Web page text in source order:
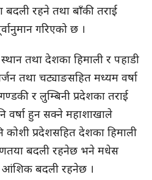
बदली रहने तथा बाँकी तराई
गरिएको छ ।
तथा देशका हिमाली र पहाडी
तथा चट्याङसहित मध्यम वर्षा
र लुम्बिनी प्रदेशका तराई
वर्षा हुन सक्ने महाशाखाले
प्रदेशसहित देशका हिमाली
बदली रहनेछ भने मधेस
आंशिक बदली रहनेछ ।